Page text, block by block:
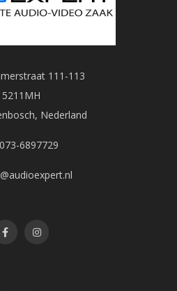
111-113
5211MH
Nederland
073-6897729